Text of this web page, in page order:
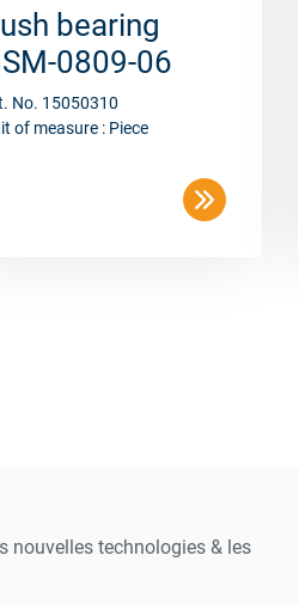
bearing
0809-06
No. 15050310
of measure : Piece
nouvelles technologies & les